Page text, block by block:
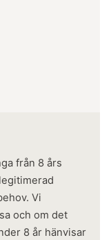
från 8 års
Vi
och om det
8 år hänvisar